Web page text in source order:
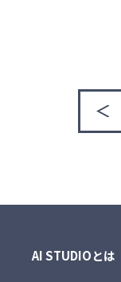
AI STUDIOとは